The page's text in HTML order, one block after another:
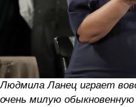
Людмила Ланец играет
очень милую